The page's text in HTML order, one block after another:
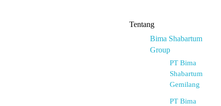
Tentang
Bima Shabartum
Group
PT Bima
Shabartum
Gemilang
PT Bima